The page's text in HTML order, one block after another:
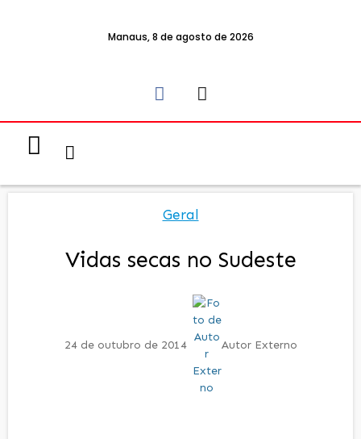
Manaus, 8 de agosto de 2026
Geral
Vidas secas no Sudeste
24 de outubro de 2014 Autor Externo